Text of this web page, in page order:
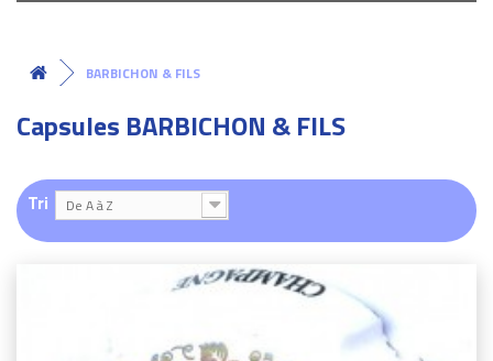
BARBICHON & FILS
Capsules BARBICHON & FILS
Tri De A à Z